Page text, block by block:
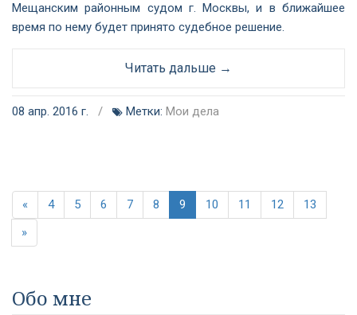
Мещанским районным судом г. Москвы, и в ближайшее
время по нему будет принято судебное решение.
Читать дальше →
08 апр. 2016 г. / Метки: Мои дела
« 4 5 6 7 8 9 10 11 12
13
»
Обо мне